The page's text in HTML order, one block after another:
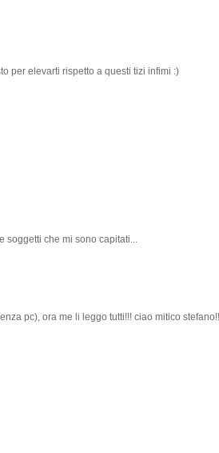
per elevarti rispetto a questi tizi infimi :)
che mi sono capitati...
pc), ora me li leggo tutti!!! ciao mitico